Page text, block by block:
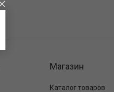
Магазин
Каталог товаров